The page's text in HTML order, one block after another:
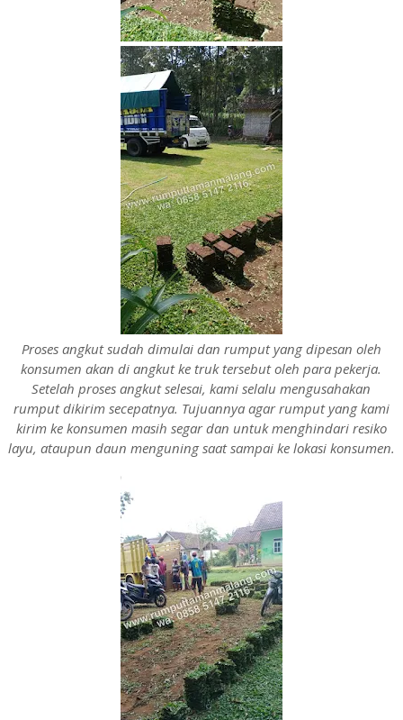
Proses angkut sudah dimulai dan rumput yang dipesan oleh
konsumen akan di angkut ke truk tersebut oleh para pekerja.
Setelah proses angkut selesai, kami selalu mengusahakan
rumput dikirim secepatnya. Tujuannya agar rumput yang kami
kirim ke konsumen masih segar dan untuk menghindari resiko
layu, ataupun daun menguning saat sampai ke lokasi konsumen.